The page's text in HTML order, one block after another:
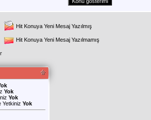
Hit Konuya Yeni Mesaj Yazılmış
Hit Konuya Yeni Mesaj Yazılmamış
Yok
Yok
Yetkiniz Yok